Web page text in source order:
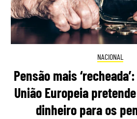
NACIONAL
Pensão mais
União Europeia
dinheiro para os